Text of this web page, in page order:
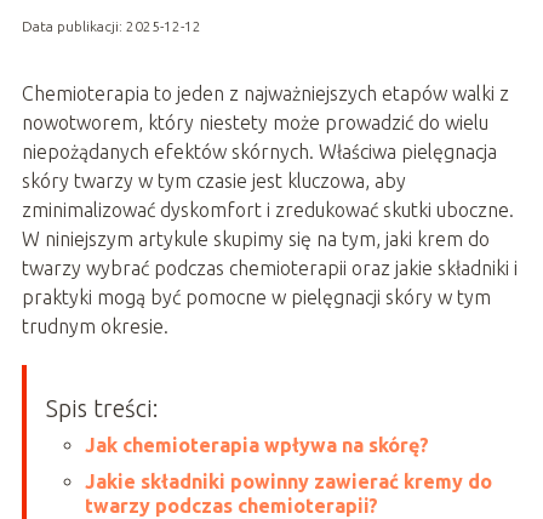
Data publikacji: 2025-12-12
Chemioterapia to jeden z najważniejszych etapów walki z
nowotworem, który niestety może prowadzić do wielu
niepożądanych efektów skórnych. Właściwa pielęgnacja
skóry twarzy w tym czasie jest kluczowa, aby
zminimalizować dyskomfort i zredukować skutki uboczne.
W niniejszym artykule skupimy się na tym, jaki krem do
twarzy wybrać podczas chemioterapii oraz jakie składniki i
praktyki mogą być pomocne w pielęgnacji skóry w tym
trudnym okresie.
Spis treści:
Jak chemioterapia wpływa na skórę?
Jakie składniki powinny zawierać kremy do
twarzy podczas chemioterapii?